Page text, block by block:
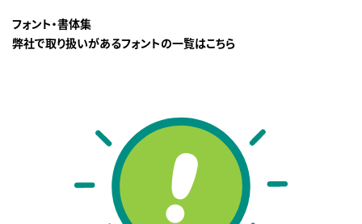
フォント・書体集
弊社で取り扱いがあるフォントの一覧はこちら